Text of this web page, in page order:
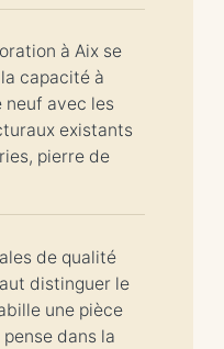
à Aix se
capacité à
avec les
existants
pierre de
de qualité
distinguer le
une pièce
pense dans la